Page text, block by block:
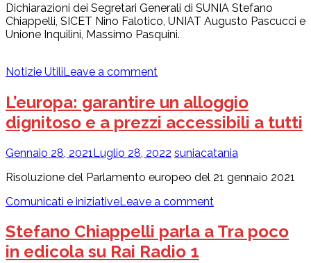
Dichiarazioni dei Segretari Generali di SUNIA Stefano
Chiappelli, SICET Nino Falotico, UNIAT Augusto Pascucci e
Unione Inquilini, Massimo Pasquini.
Notizie UtiliLeave a comment
L’europa: garantire un alloggio
dignitoso e a prezzi accessibili a tutti
Gennaio 28, 2021 Luglio 28, 2022 suniacatania
Risoluzione del Parlamento europeo del 21 gennaio 2021
Comunicati e iniziativeLeave a comment
Stefano Chiappelli parla a Tra poco
in edicola su Rai Radio 1